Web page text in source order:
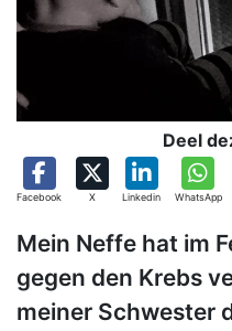
Deel
Facebook X Linkedin WhatsApp
Mein Neffe hat im
gegen den Krebs
meiner Schwester